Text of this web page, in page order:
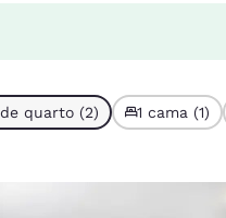
quarto (2) 1 cama (1)